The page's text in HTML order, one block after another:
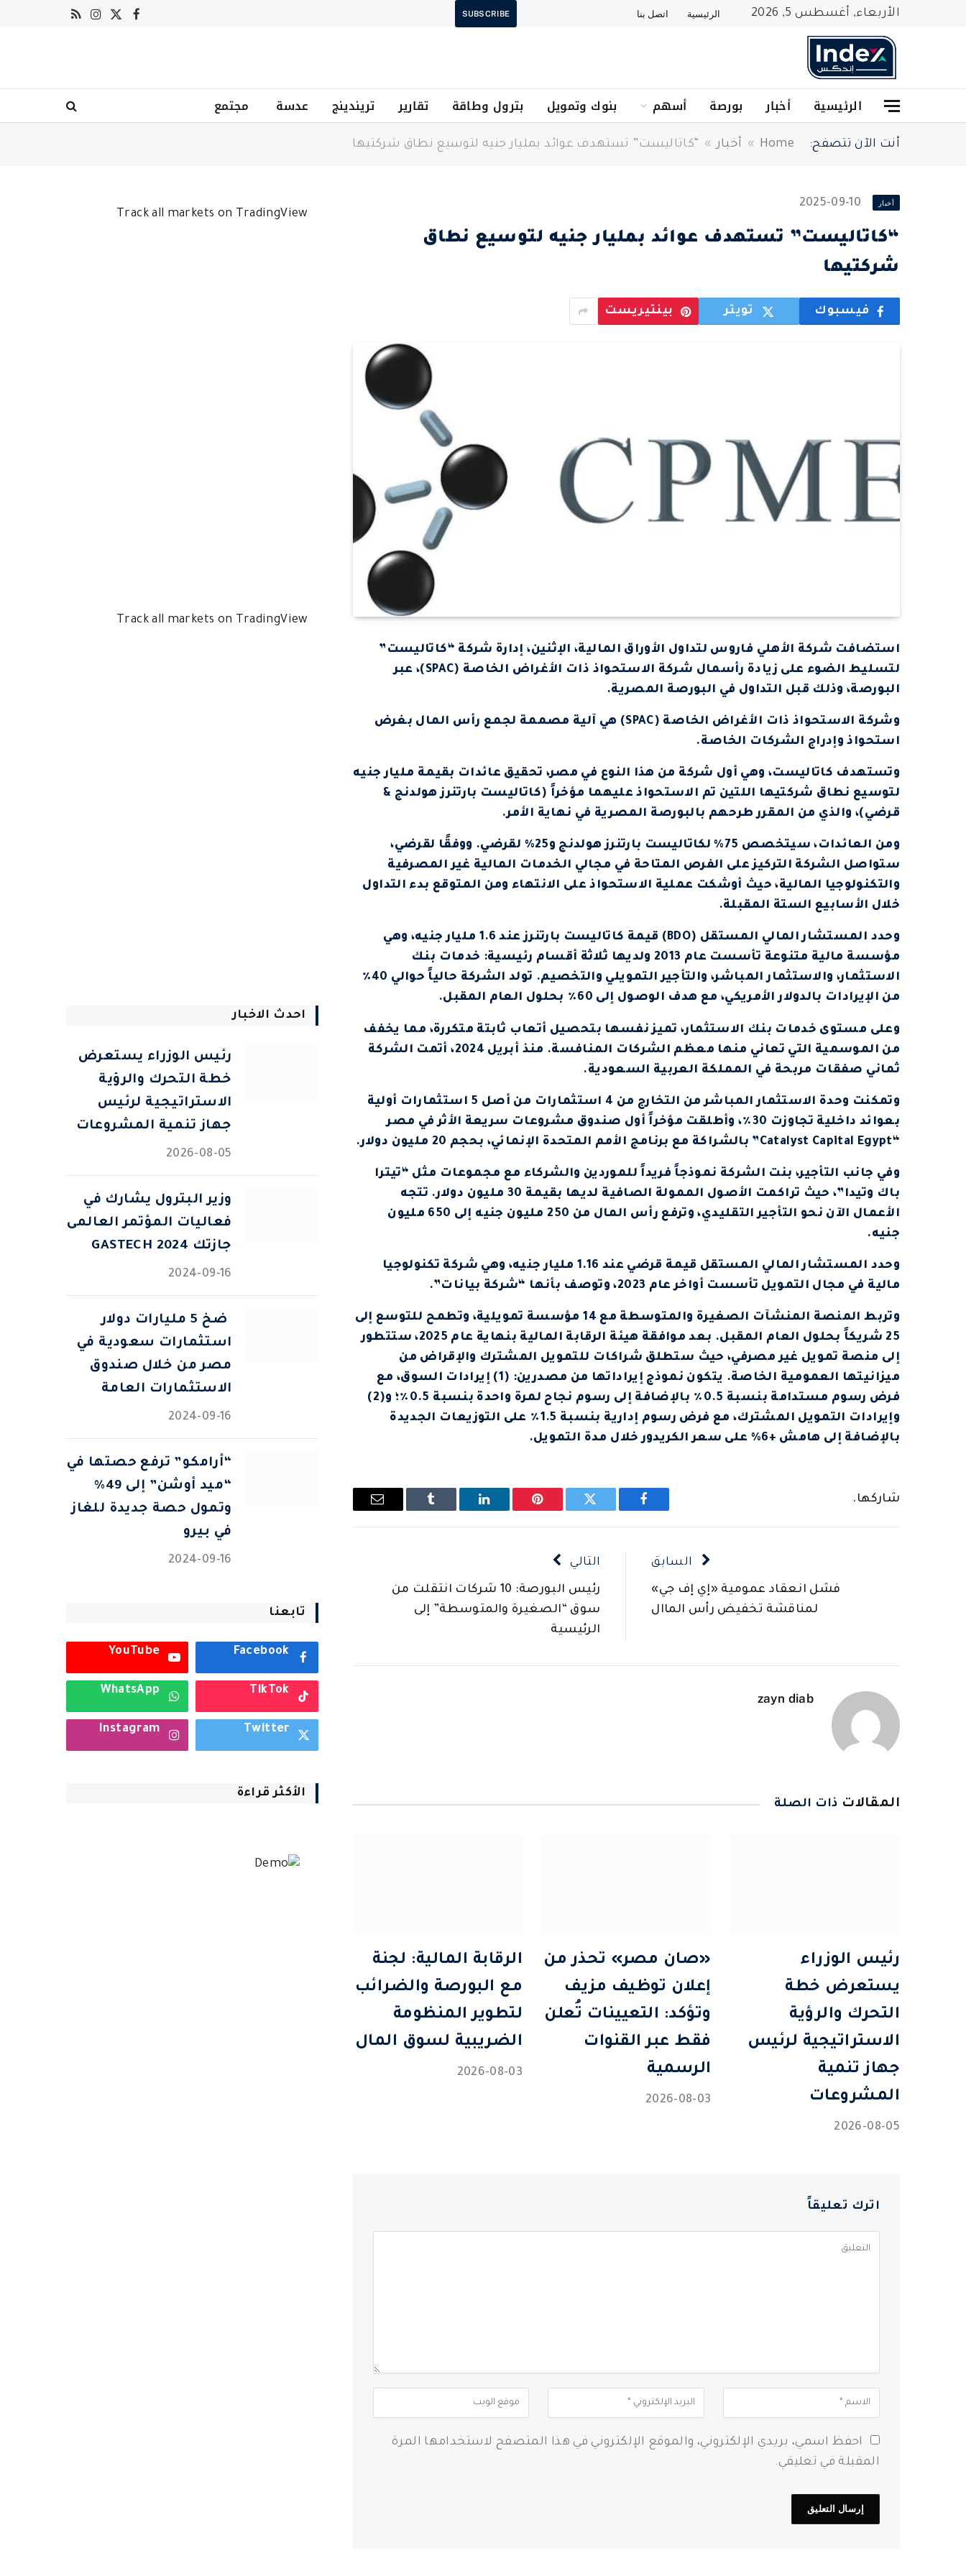
الأربعاء, أغسطس 5, 2026 الرئيسية اتصل بنا SUBSCRIBE
فيسبوك
X
الانستغرام
RSS
الرئيسية أخبار بورصة أسهم بنوك وتمويل بترول وطاقة تقارير تريندينج عدسة مجتمع
أنت الآن تتصفح: Home
» أخبار » “كاتاليست” تستهدف عوائد بمليار جنيه لتوسيع نطاق شركتيها
أخبار 2025-09-10
“كاتاليست” تستهدف عوائد بمليار جنيه لتوسيع نطاق
شركتيها
فيسبوك تويتر بينتيريست
استضافت شركة الأهلي فاروس لتداول الأوراق المالية، الإثنين، إدارة شركة “كاتاليست”
لتسليط الضوء على زيادة رأسمال شركة الاستحواذ ذات الأغراض الخاصة (SPAC)، عبر
البورصة، وذلك قبل التداول في البورصة المصرية.
وشركة الاستحواذ ذات الأغراض الخاصة (SPAC) هي آلية مصممة لجمع رأس المال بغرض
استحواذ وإدراج الشركات الخاصة.
وتستهدف كاتاليست، وهي أول شركة من هذا النوع في مصر، تحقيق عائدات بقيمة مليار جنيه
لتوسيع نطاق شركتيها اللتين تم الاستحواذ عليهما مؤخراً (كاتاليست بارتنرز هولدنج &
قرضي)، والذي من المقرر طرحهم بالبورصة المصرية في نهاية الأمر.
ومن العائدات، سيتخصص 75% لكاتاليست بارتنرز هولدنج و25% لقرضي. ووفقًا لقرضي،
ستواصل الشركة التركيز على الفرص المتاحة في مجالي الخدمات المالية غير المصرفية
والتكنولوجيا المالية، حيث أوشكت عملية الاستحواذ على الانتهاء ومن المتوقع بدء التداول
خلال الأسابيع الستة المقبلة.
وحدد المستشار المالي المستقل (BDO) قيمة كاتاليست بارتنرز عند 1.6 مليار جنيه، وهي
مؤسسة مالية متنوعة تأسست عام 2013 ولديها ثلاثة أقسام رئيسية: خدمات بنك
الاستثمار، والاستثمار المباشر، والتأجير التمويلي والتخصيم. تولد الشركة حالياً حوالي 40٪
من الإيرادات بالدولار الأمريكي، مع هدف الوصول إلى 60٪ بحلول العام المقبل.
وعلى مستوى خدمات بنك الاستثمار، تميز نفسها بتحصيل أتعاب ثابتة متكررة، مما يخفف
من الموسمية التي تعاني منها معظم الشركات المنافسة. منذ أبريل 2024، أتمت الشركة
ثماني صفقات مربحة في المملكة العربية السعودية.
وتمكنت وحدة الاستثمار المباشر من التخارج من 4 استثمارات من أصل 5 استثمارات أولية
بعوائد داخلية تجاوزت 30٪، وأطلقت مؤخراً أول صندوق مشروعات سريعة الأثر في مصر
“Catalyst Capital Egypt” بالشراكة مع برنامج الأمم المتحدة الإنمائي، بحجم 20 مليون دولار.
وفي جانب التأجير، بنت الشركة نموذجاً فريداً للموردين والشركاء مع مجموعات مثل “تيترا
باك وتيدا”، حيث تراكمت الأصول الممولة الصافية لديها بقيمة 30 مليون دولار. تتجه
الأعمال الآن نحو التأجير التقليدي، وترفع رأس المال من 250 مليون جنيه إلى 650 مليون
جنيه.
وحدد المستشار المالي المستقل قيمة قرضي عند 1.16 مليار جنيه، وهي شركة تكنولوجيا
مالية في مجال التمويل تأسست أواخر عام 2023، وتوصف بأنها “شركة بيانات”.
وتربط المنصة المنشآت الصغيرة والمتوسطة مع 14 مؤسسة تمويلية، وتطمح للتوسع إلى
25 شريكاً بحلول العام المقبل. بعد موافقة هيئة الرقابة المالية بنهاية عام 2025، ستتطور
إلى منصة تمويل غير مصرفي، حيث ستطلق شراكات للتمويل المشترك والإقراض من
ميزانيتها العمومية الخاصة. يتكون نموذج إيراداتها من مصدرين: (1) إيرادات السوق، مع
فرض رسوم مستدامة بنسبة 0.5٪ بالإضافة إلى رسوم نجاح لمرة واحدة بنسبة 0.5٪؛ و(2)
وإيرادات التمويل المشترك، مع فرض رسوم إدارية بنسبة 1.5٪ على التوزيعات الجديدة
بالإضافة إلى هامش +6% على سعر الكريدور خلال مدة التمويل.
شاركها.
فيسبوك تويتر بينتيريستلينكدإن Tumblr
البريد
السابق
فشل انعقاد عمومية «إي إف جي»
لمناقشة تخفيض رأس الماال
التالي
رئيس البورصة: 10 شركات انتقلت من
سوق “الصغيرة والمتوسطة” إلى
الرئيسية
zayn diab
المقالات ذات الصلة
رئيس الوزراء
يستعرض خطة
التحرك والرؤية
الاستراتيجية لرئيس
جهاز تنمية
المشروعات
2026-08-05
«صان مصر» تحذر من
إعلان توظيف مزيف
وتؤكد: التعيينات تُعلن
فقط عبر القنوات
الرسمية
2026-08-03
الرقابة المالية: لجنة
مع البورصة والضرائب
لتطوير المنظومة
الضريبية لسوق المال
2026-08-03
اترك تعليقاً
احفظ اسمي، بريدي الإلكتروني، والموقع الإلكتروني في هذا المتصفح لاستخدامها المرة
المقبلة في تعليقي.
Track all markets on TradingView
Track all markets on TradingView
احدث الاخبار
رئيس الوزراء يستعرض
خطة التحرك والرؤية
الاستراتيجية لرئيس
جهاز تنمية المشروعات
2026-08-05
وزير البترول يشارك في
فعاليات المؤتمر العالمى
جازتك 2024 GASTECH
2024-09-16
⁠ ضخ 5 مليارات دولار
استثمارات سعودية في
مصر من خلال صندوق
الاستثمارات العامة
2024-09-16
“أرامكو” ترفع حصتها في
“ميد أوشن” إلى 49%
وتمول حصة جديدة للغاز
في بيرو
2024-09-16
تابعنا
Facebook
YouTube
TikTok
WhatsApp
Twitter
Instagram
الأكثر قراءة